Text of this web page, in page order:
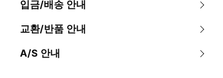
입금/배송 안내
교환/반품 안내
A/S 안내